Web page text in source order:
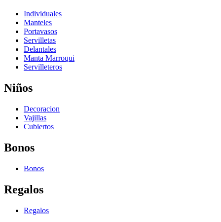
Individuales
Manteles
Portavasos
Servilletas
Delantales
Manta Marroqui
Servilleteros
Niños
Decoracion
Vajillas
Cubiertos
Bonos
Bonos
Regalos
Regalos